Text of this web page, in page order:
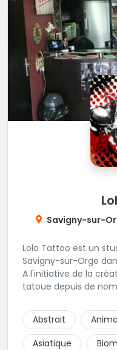
Savigny-sur-
Lolo Tattoo est un
Savigny-sur-Orge
A l'initiative de la
tatoue depuis de
féminine aux projets
de Lolo, s'occupera
Une équipe familiale
Abstrait
Asiatique